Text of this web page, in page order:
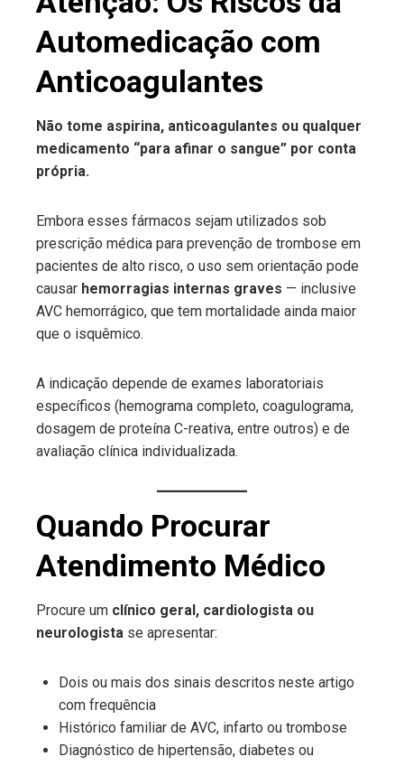
Automedicação com
Anticoagulantes
Não tome aspirina, anticoagulantes ou qualquer
medicamento “para afinar o sangue” por conta
própria.
Embora esses fármacos sejam utilizados sob
prescrição médica para prevenção de trombose em
pacientes de alto risco, o uso sem orientação pode
causar hemorragias internas graves — inclusive
AVC hemorrágico, que tem mortalidade ainda maior
que o isquêmico.
A indicação depende de exames laboratoriais
específicos (hemograma completo, coagulograma,
dosagem de proteína C-reativa, entre outros) e de
avaliação clínica individualizada.
Quando Procurar
Atendimento Médico
Procure um clínico geral, cardiologista ou
neurologista se apresentar:
Dois ou mais dos sinais descritos neste artigo
com frequência
Histórico familiar de AVC, infarto ou trombose
Diagnóstico de hipertensão, diabetes ou